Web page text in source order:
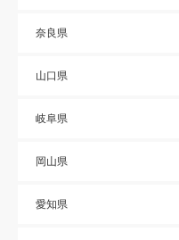
奈良県
山口県
岐阜県
岡山県
愛知県